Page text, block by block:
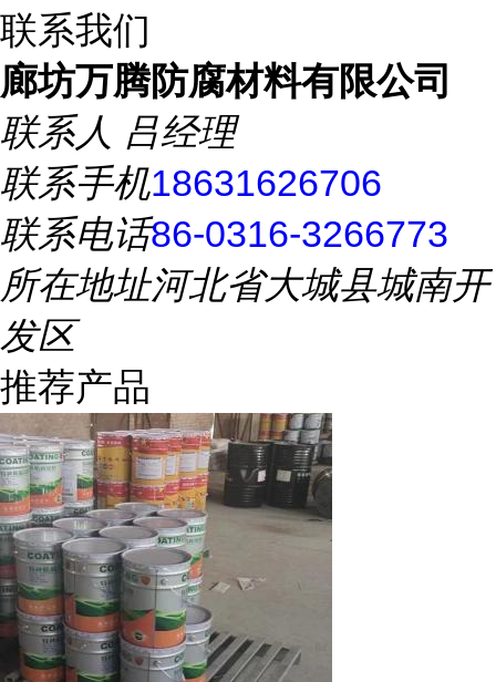
联系我们
廊坊万腾防腐材料有限公司
联系人 吕经理
联系手机18631626706
联系电话86-0316-3266773
所在地址河北省大城县城南开
发区
推荐产品